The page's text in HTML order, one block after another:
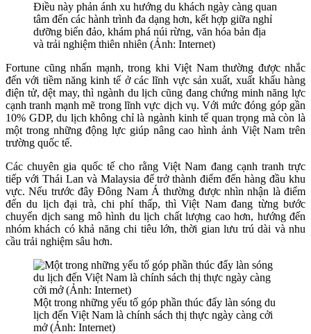
Điều này phản ánh xu hướng du khách ngày càng quan
tâm đến các hành trình đa dạng hơn, kết hợp giữa nghỉ
dưỡng biển đảo, khám phá núi rừng, văn hóa bản địa
và trải nghiệm thiên nhiên (Ảnh: Internet)
Fortune cũng nhấn mạnh, trong khi Việt Nam thường được nhắc
đến với tiềm năng kinh tế ở các lĩnh vực sản xuất, xuất khẩu hàng
điện tử, dệt may, thì ngành du lịch cũng đang chứng minh năng lực
cạnh tranh mạnh mẽ trong lĩnh vực dịch vụ. Với mức đóng góp gần
10% GDP, du lịch không chỉ là ngành kinh tế quan trọng mà còn là
một trong những động lực giúp nâng cao hình ảnh Việt Nam trên
trường quốc tế.
Các chuyên gia quốc tế cho rằng Việt Nam đang cạnh tranh trực
tiếp với Thái Lan và Malaysia để trở thành điểm đến hàng đầu khu
vực. Nếu trước đây Đông Nam Á thường được nhìn nhận là điểm
đến du lịch đại trà, chi phí thấp, thì Việt Nam đang từng bước
chuyển dịch sang mô hình du lịch chất lượng cao hơn, hướng đến
nhóm khách có khả năng chi tiêu lớn, thời gian lưu trú dài và nhu
cầu trải nghiệm sâu hơn.
Một trong những yếu tố góp phần thúc đẩy làn sóng du
lịch đến Việt Nam là chính sách thị thực ngày càng cởi
mở (Ảnh: Internet)